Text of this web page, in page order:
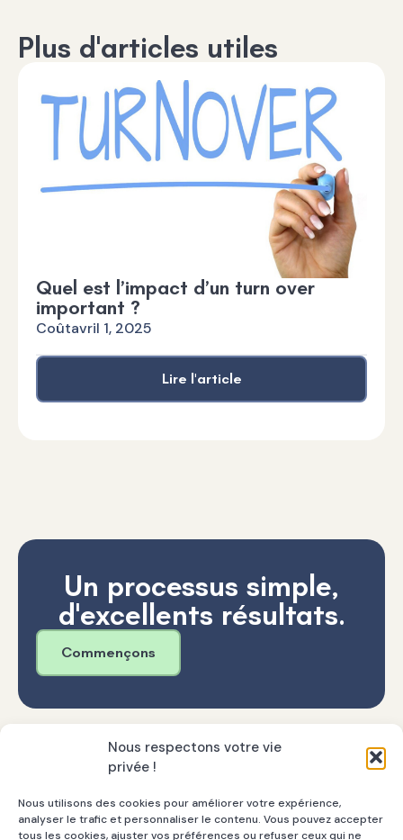
Nous respectons votre vie
privée !
Nous utilisons des cookies pour améliorer votre expérience,
analyser le trafic et personnaliser le contenu. Vous pouvez accepter
tous les cookies, ajuster vos préférences ou refuser ceux qui ne
Plus d'articles utiles
Quel est l’impact d’un turn over
important ?
Coûtavril 1, 2025
Lire l'article
Un processus simple,
d'excellents résultats.
Commençons
contact@lasolutionmf.fr